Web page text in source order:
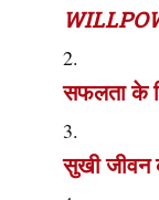
सफलता के
सुखी जीवन